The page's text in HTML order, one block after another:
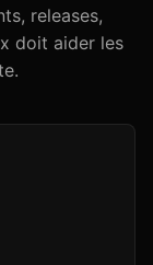
releases,
doit aider les